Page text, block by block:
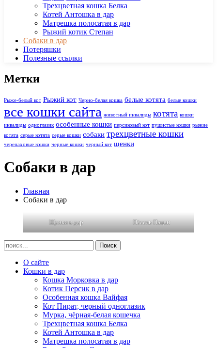
Трехцветная кошка Белка
Котей Антошка в дар
Матрешка полосатая в дар
Рыжий котик Степан
Собаки в дар
Потеряшки
Полезные ссылки
Метки
Рыже-белый кот Рыжий кот Черно-белая кошка белые котята белые кошки
все кошки сайта животный инвалиды котята кошки
инвалиды одноглазик особенные кошки персиковый кот пушистые кошки рыжие
котята серые котята серые кошки собаки трехцветные кошки
черепаховые кошки черные кошки черный кот щенки
Собаки в дар
Главная
Собаки в дар
Щенки в дар Пёсель Пацан
О сайте
Кошки в дар
Кошка Морковка в дар
Котик Персик в дар
Особенная кошка Вайфая
Кот Пират, черный одноглазик
Мурка, чёрная-белая кошечка
Трехцветная кошка Белка
Котей Антошка в дар
Матрешка полосатая в дар